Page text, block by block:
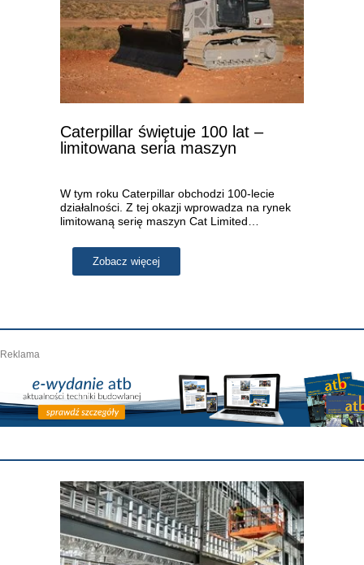
Caterpillar świętuje 100 lat –
limitowana seria maszyn
W tym roku Caterpillar obchodzi 100-lecie
działalności. Z tej okazji wprowadza na rynek
limitowaną serię maszyn Cat Limited…
Zobacz więcej
Reklama